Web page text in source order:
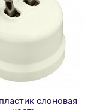
слоновая